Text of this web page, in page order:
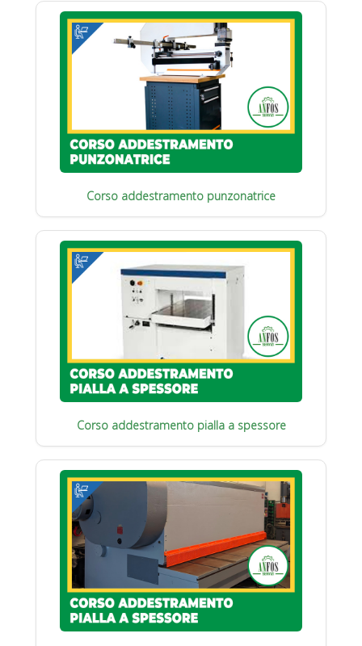
Corso addestramento punzonatrice
Corso addestramento pialla a spessore